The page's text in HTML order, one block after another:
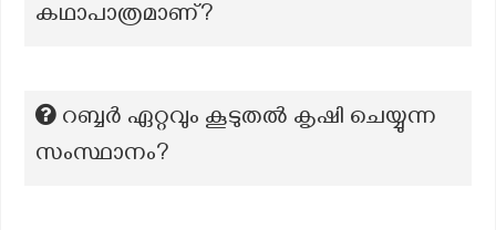
കഥാപാത്രമാണ്?
റബ്ബര്‍ ഏറ്റവും കൂടുതല്‍ കൃഷി ചെയ്യുന്ന
സംസ്ഥാനം?